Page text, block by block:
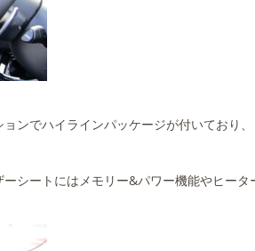
ンでハイラインパッケージが付いており、
シートにはメモリー&パワー機能やヒー